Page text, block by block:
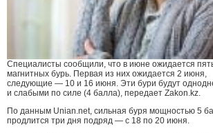
Специалисты сообщили, что в июне ожидается
магнитных бурь. Первая из них ожидается 2 июня,
следующие — 10 и 16 июня. Эти бури будут
и слабыми по силе (4 балла), передает Zakon.kz.
По данным Unian.net, сильная буря мощностью 5
продлится три дня подряд — с 18 по 20 июня.